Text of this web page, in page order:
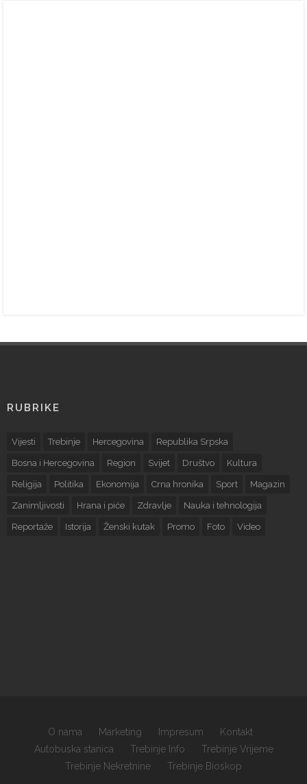
RUBRIKE
Vijesti Trebinje Hercegovina Republika Srpska
Bosna i Hercegovina Region Svijet Društvo Kultura
Religija Politika Ekonomija Crna hronika Sport Magazin
Zanimljivosti Hrana i piće Zdravlje Nauka i tehnologija
Reportaže Istorija Ženski kutak Promo Foto Video
O nama Marketing Impresum
Kontakt
Autobuska stanica
Trebinje Info
Trebinje Vrijeme
Trebinje Nekretnine
Trebinje Bioskop